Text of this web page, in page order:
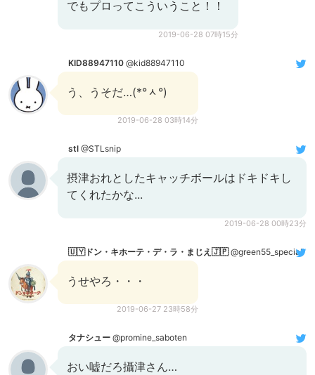
でもプロってこういうこと！！
2019-06-28 07時15分
KID88947110 @kid88947110
う、うそだ…(*°ᆺ°)
2019-06-28 03時14分
stl @STLsnip
摂津おれとしたキャッチボールはドキドキし
てくれたかな...
2019-06-28 00時23分
🇺🇾ドン・キホーテ・デ・ラ・まじえ🇯🇵@green55_special
うせやろ・・・
2019-06-27 23時58分
タナシュー @promine_saboten
おい嘘だろ攝津さん…